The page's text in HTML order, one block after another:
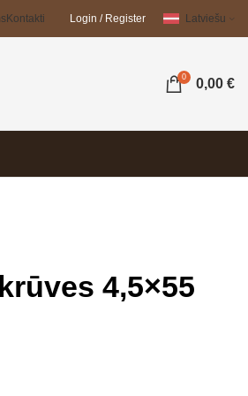
Kontakti Login / Register Latviešu
0 0,00 €
4,5×55